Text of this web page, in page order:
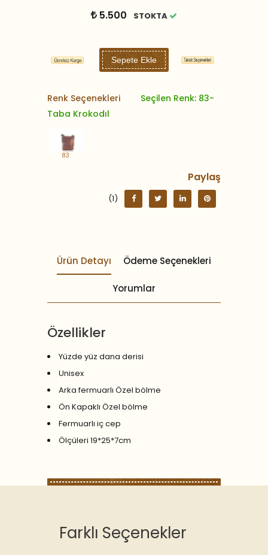
5.500 STOKTA
Sepete Ekle
Renk Seçenekleri
Seçilen Renk: 83-
Taba Krokodıl
83
Paylaş
(1)
Ürün Detayı Ödeme Seçenekleri
Yorumlar
Özellikler
Yüzde yüz dana derisi
Unisex
Arka fermuarlı Özel bölme
Ön Kapaklı Özel bölme
Fermuarlı iç cep
Ölçüleri 19*25*7cm
Farklı Seçenekler